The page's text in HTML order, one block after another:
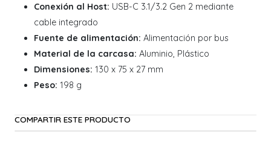
Conexión al Host: USB-C 3.1/3.2 Gen 2 mediante
cable integrado
Fuente de alimentación: Alimentación por bus
Material de la carcasa: Aluminio, Plástico
Dimensiones: 130 x 75 x 27 mm
Peso: 198 g
COMPARTIR ESTE PRODUCTO